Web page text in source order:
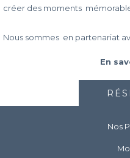
créer des moments
Nous sommes en partenariat
un crédit de 25% sur l'essence,
compte Primes myHusky.
donc gratuite ! Vous
journée de magasinage de
pour vous et votre famille tout
En
Nos